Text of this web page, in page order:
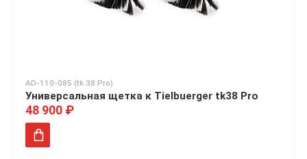
AD-110-085 (tk 38 Pro)
Универсальная щетка к Tielbuerger tk38 Pro
48 900 ₽